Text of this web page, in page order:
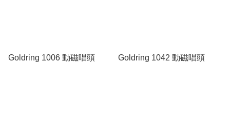
Goldring 1006 動磁唱頭 Goldring 1042 動磁唱頭